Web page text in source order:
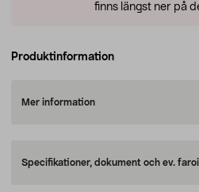
finns längst ner på
Produktinformation
Mer information
Specifikationer, dokument och ev.